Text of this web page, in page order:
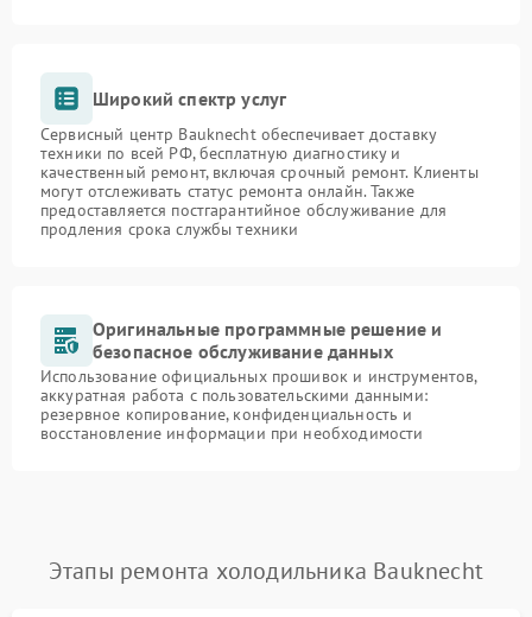
Широкий спектр услуг
Сервисный центр Bauknecht обеспечивает доставку
техники по всей РФ, бесплатную диагностику и
качественный ремонт, включая срочный ремонт. Клиенты
могут отслеживать статус ремонта онлайн. Также
предоставляется постгарантийное обслуживание для
продления срока службы техники
Оригинальные программные решение и
безопасное обслуживание данных
Использование официальных прошивок и инструментов,
аккуратная работа с пользовательскими данными:
резервное копирование, конфиденциальность и
восстановление информации при необходимости
Этапы ремонта холодильника Bauknecht